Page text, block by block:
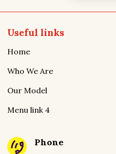
Useful links
Home
Who We Are
Our Model
Menu link 4
Phone